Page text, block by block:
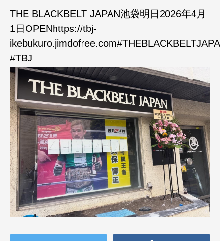
THE BLACKBELT JAPAN池袋明日2026年4月
1日OPENhttps://tbj-
#TBJ